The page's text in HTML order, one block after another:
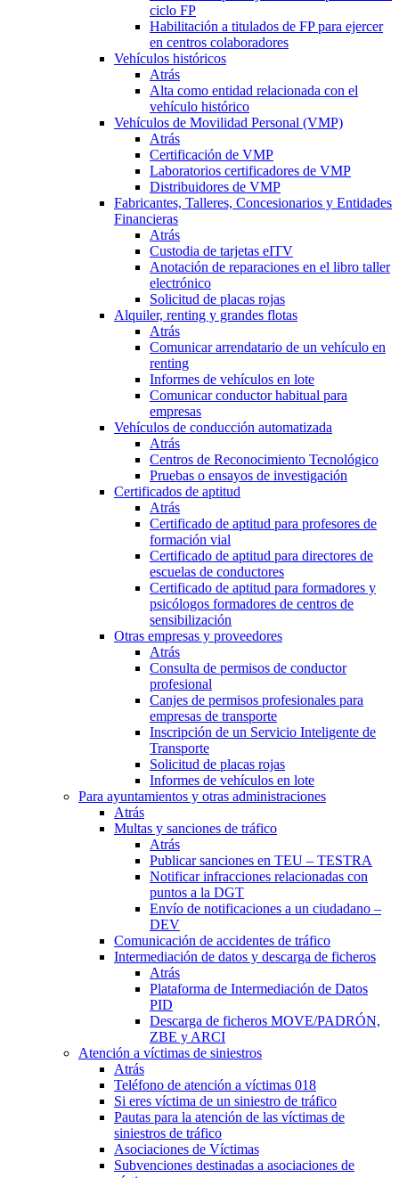
ciclo FP
Habilitación a titulados de FP para ejercer
en centros colaboradores
Vehículos históricos
Atrás
Alta como entidad relacionada con el
vehículo histórico
Vehículos de Movilidad Personal (VMP)
Atrás
Certificación de VMP
Laboratorios certificadores de VMP
Distribuidores de VMP
Fabricantes, Talleres, Concesionarios y Entidades
Financieras
Atrás
Custodia de tarjetas eITV
Anotación de reparaciones en el libro taller
electrónico
Solicitud de placas rojas
Alquiler, renting y grandes flotas
Atrás
Comunicar arrendatario de un vehículo en
renting
Informes de vehículos en lote
Comunicar conductor habitual para
empresas
Vehículos de conducción automatizada
Atrás
Centros de Reconocimiento Tecnológico
Pruebas o ensayos de investigación
Certificados de aptitud
Atrás
Certificado de aptitud para profesores de
formación vial
Certificado de aptitud para directores de
escuelas de conductores
Certificado de aptitud para formadores y
psicólogos formadores de centros de
sensibilización
Otras empresas y proveedores
Atrás
Consulta de permisos de conductor
profesional
Canjes de permisos profesionales para
empresas de transporte
Inscripción de un Servicio Inteligente de
Transporte
Solicitud de placas rojas
Informes de vehículos en lote
Para ayuntamientos y otras administraciones
Atrás
Multas y sanciones de tráfico
Atrás
Publicar sanciones en TEU – TESTRA
Notificar infracciones relacionadas con
puntos a la DGT
Envío de notificaciones a un ciudadano –
DEV
Comunicación de accidentes de tráfico
Intermediación de datos y descarga de ficheros
Atrás
Plataforma de Intermediación de Datos
PID
Descarga de ficheros MOVE/PADRÓN,
ZBE y ARCI
Atención a víctimas de siniestros
Atrás
Teléfono de atención a víctimas 018
Si eres víctima de un siniestro de tráfico
Pautas para la atención de las víctimas de
siniestros de tráfico
Asociaciones de Víctimas
Subvenciones destinadas a asociaciones de